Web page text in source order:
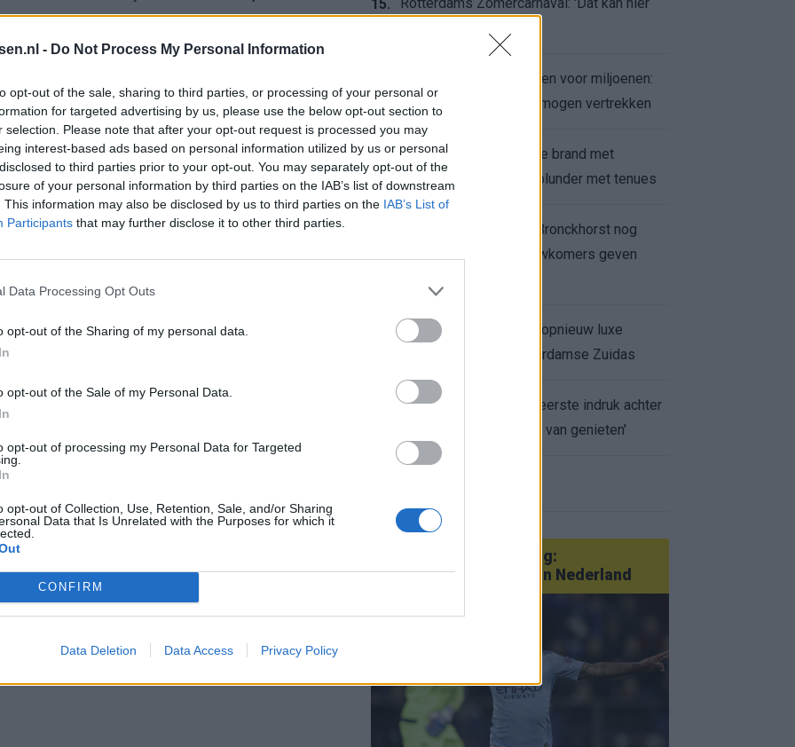
- Do Not Process My Personal Information
opt-out of the sale, sharing to third parties, or processing of your personal or
for targeted advertising by us, please use the below opt-out section to
selection. Please note that after your opt-out request is processed you may
interest-based ads based on personal information utilized by us or personal
to third parties prior to your opt-out. You may separately opt-out of the
of your personal information by third parties on the IAB’s list of downstream
This information may also be disclosed by us to third parties on the IAB’s List of
Participants that may further disclose it to other third parties.
Data Processing Opt Outs
opt-out of the Sharing of my personal data.
opt-out of the Sale of my Personal Data.
opt-out of processing my Personal Data for Targeted
opt-out of Collection, Use, Retention, Sale, and/or Sharing
Data that Is Unrelated with the Purposes for which it
CONFIRM
Data Deletion Data Access Privacy Policy
Ajax en FC Twente in Europa
"Kampioen met Jong Ajax"
geschiedenis met rode kaart in WK-finale
League? Dit zijn de belangrijke data
terugkeer: NEC onderzoekt komst van Ajax-icoon
15.
16.
Feyenoord zet deur open voor miljoenen:
Ueda en Hadj Moussa mogen vertrekken
17.
Ajax helpt Burnley uit de brand met
afgeknipte sokken na blunder met tenues
Feyenoord onder Van Bronckhorst nog
altijd ongeslagen: nieuwkomers geven
Hakim Ziyech verhuurt opnieuw luxe
appartement op Amsterdamse Zuidas
Marcos Leonardo laat eerste indruk achter
bij Ajax: 'Hier gaan fans van genieten'
Van Götze tot Sterling:
statementtransfers in Nederland